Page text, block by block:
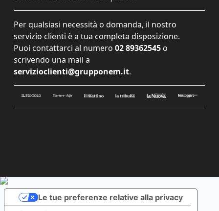
Per qualsiasi necessità o domanda, il nostro
servizio clienti è a tua completa disposizione.
Puoi contattarci al numero 02 89362545 o
scrivendo una mail a
servizioclienti@grupponem.it.
Le tue preferenze relative alla privacy